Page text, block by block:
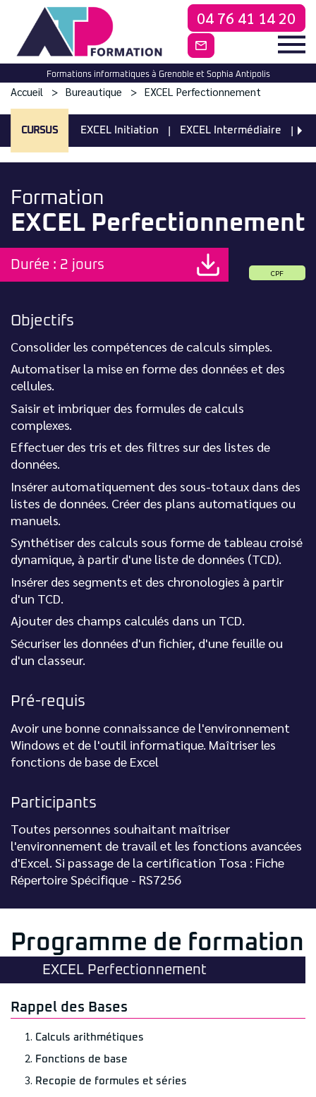
04 76 41 14 20
CONTACTEZ-
Formations informatiques à Grenoble et Sophia Antipolis
Accueil Bureautique EXCEL Perfectionnement
CURSUS EXCEL Initiation EXCEL Intermédiaire
Formation
EXCEL Perfectionnement
Durée : 2 jours
CPF
Objectifs
Consolider les compétences de calculs simples.
Automatiser la mise en forme des données et des
cellules.
Saisir et imbriquer des formules de calculs
complexes.
Effectuer des tris et des filtres sur des listes de
données.
Insérer automatiquement des sous-totaux dans des
listes de données. Créer des plans automatiques ou
manuels.
Synthétiser des calculs sous forme de tableau croisé
dynamique, à partir d'une liste de données (TCD).
Insérer des segments et des chronologies à partir
d'un TCD.
Ajouter des champs calculés dans un TCD.
Sécuriser les données d'un fichier, d'une feuille ou
d'un classeur.
Pré-requis
Avoir une bonne connaissance de l'environnement
Windows et de l'outil informatique. Maîtriser les
fonctions de base de Excel
Participants
Toutes personnes souhaitant maîtriser
l'environnement de travail et les fonctions avancées
d'Excel. Si passage de la certification Tosa : Fiche
Répertoire Spécifique - RS7256
Programme de formation
EXCEL Perfectionnement
Rappel des Bases
Calculs arithmétiques
Fonctions de base
Recopie de formules et séries